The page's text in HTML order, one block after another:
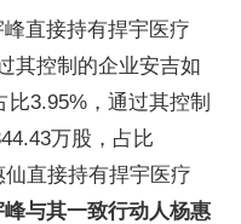
直接持有捍宇医疗
其控制的企业安吉如
3.95%，通过其控制
万股，占比
直接持有捍宇医疗
峰与其一致行动人杨惠